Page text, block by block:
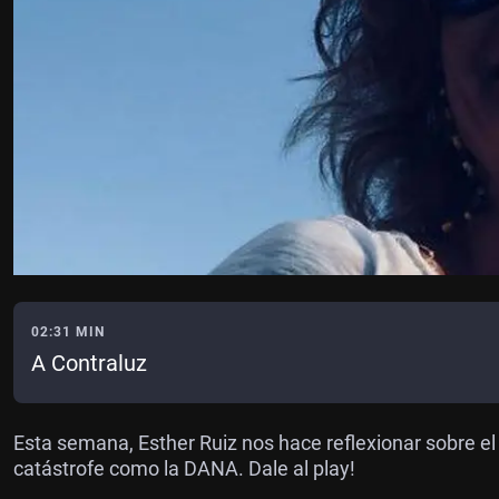
02:31 MIN
A Contraluz
Esta semana, Esther Ruiz nos hace reflexionar sobre
catástrofe como la DANA. Dale al play!